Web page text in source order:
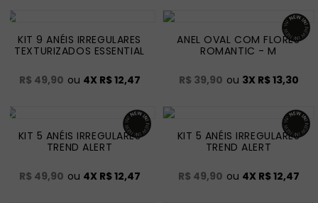
KIT 9 ANÉIS IRREGULARES
TEXTURIZADOS ESSENTIAL
R$ 49,90 ou 4X R$ 12,47
ANEL OVAL COM FLORES
ROMANTIC - M
R$ 39,90 ou 3X R$ 13,30
KIT 5 ANÉIS IRREGULARES
TREND ALERT
R$ 49,90 ou 4X R$ 12,47
KIT 5 ANÉIS IRREGULARES
TREND ALERT
R$ 49,90 ou 4X R$ 12,47